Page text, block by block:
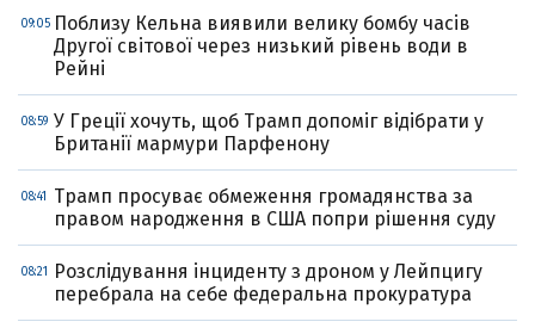
09:05 Поблизу Кельна виявили велику бомбу часів
Другої світової через низький рівень води в
Рейні
08:59 У Греції хочуть, щоб Трамп допоміг відібрати у
Британії мармури Парфенону
08:41
Трамп просуває обмеження громадянства за
правом народження в США попри рішення суду
08:21
Розслідування інциденту з дроном у Лейпцигу
перебрала на себе федеральна прокуратура